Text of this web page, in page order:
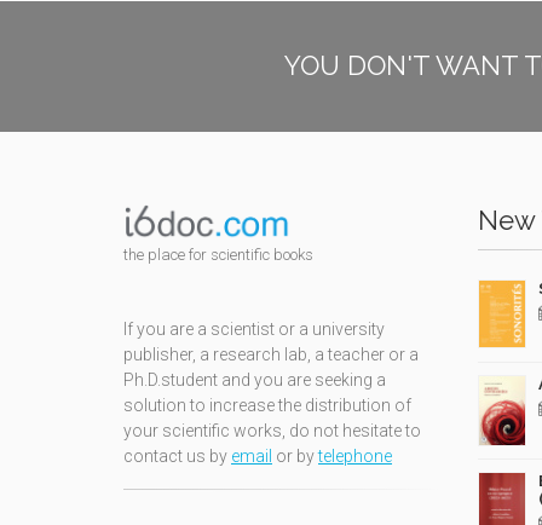
YOU DON'T WANT
the place for scientific books
If you are a scientist or a university
publisher, a research lab, a teacher or a
Ph.D.student and you are seeking a
solution to increase the distribution of
your scientific works, do not hesitate to
contact us by email or bytelephone
New